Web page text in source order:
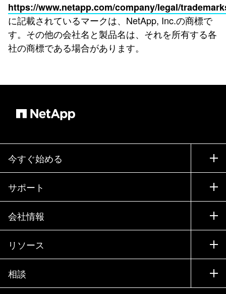
https://www.netapp.com/company/legal/
に記載されているマークは、NetApp, Inc.の商標で
す。その他の会社名と製品名は、それを所有する各
社の商標である場合があります。
今すぐ始める
購入方法
営業チームへのお問い合わせ
パートナーを検索
エグゼクティブ ブリーフィング
製品A-Z
サポート
サポート
トレーニング
ドキュメント
ナレッジ ベース
コミュニティ
会社情報
会社情報
パートナー
採用情報
リソース
ニュースルーム
イベント
相談